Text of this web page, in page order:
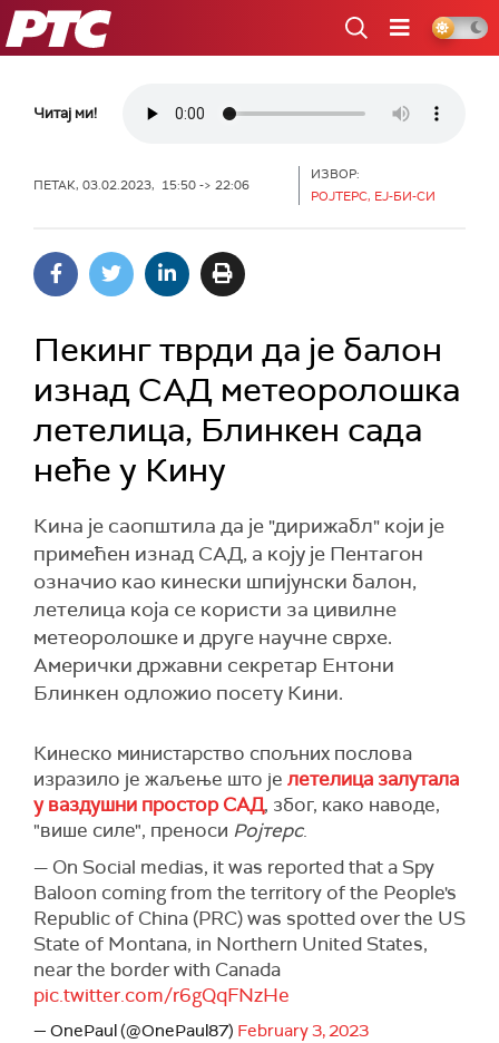
РТС
Читај ми!
ПЕТАК, 03.02.2023, 15:50 -> 22:06
ИЗВОР:
РОЈТЕРС, ЕЈ-БИ-СИ
Пекинг тврди да је балон
изнад САД метеоролошка
летелица, Блинкен сада
неће у Кину
Кина је саопштила да је "дирижабл" који је
примећен изнад САД, а коју је Пентагон
означио као кинески шпијунски балон,
летелица која се користи за цивилне
метеоролошке и друге научне сврхе.
Амерички државни секретар Ентони
Блинкен одложио посету Кини.
Кинеско министарство спољних послова
изразило је жаљење што је летелица залутала
у ваздушни простор САД, због, како наводе,
"више силе", преноси Ројтерс.
— On Social medias, it was reported that a Spy
Baloon coming from the territory of the People's
Republic of China (PRC) was spotted over the US
State of Montana, in Northern United States,
near the border with Canada
pic.twitter.com/r6gQqFNzHe
— OnePaul (@OnePaul87) February 3, 2023